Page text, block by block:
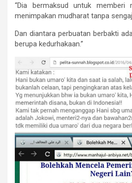
“Dia bermaksud untuk memberi
menimpakan mudharat tanpa
Dan diantara perbuatan berbakti
berupa kedurhakaan.”